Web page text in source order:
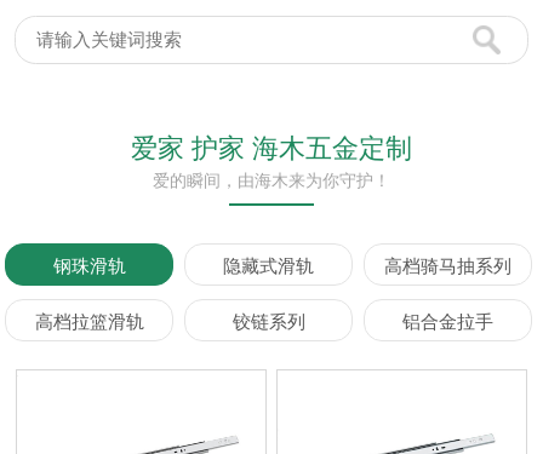
爱家 护家 海木五金定制
爱的瞬间，由海木来为你守护！
钢珠滑轨 隐藏式滑轨 高档骑马抽系列
高档拉篮滑轨 铰链系列 铝合金拉手